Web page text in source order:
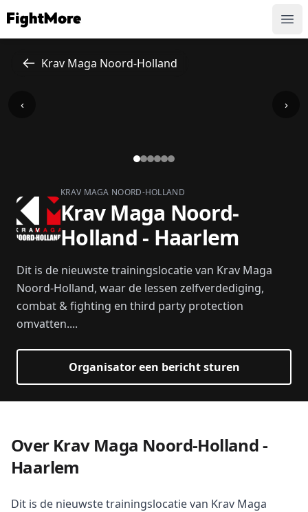
FightMore
Krav Maga Noord-Holland
‹ ›
KRAV MAGA NOORD-HOLLAND
Krav Maga Noord-
Holland - Haarlem
Dit is de nieuwste trainingslocatie van Krav Maga
Noord-Holland, waar de lessen zelfverdediging,
combat & fighting en third party protection
omvatten....
Organisator een bericht sturen
Over Krav Maga Noord-Holland -
Haarlem
Dit is de nieuwste trainingslocatie van Krav Maga